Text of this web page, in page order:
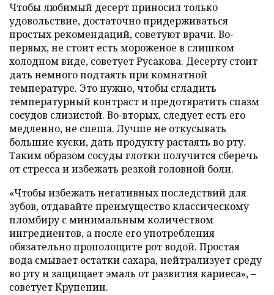
Чтобы любимый десерт приносил только
удовольствие, достаточно придерживаться
простых рекомендаций, советуют врачи. Во-
первых, не стоит есть мороженое в слишком
холодном виде, советует Русакова. Десерту стоит
дать немного подтаять при комнатной
температуре. Это нужно, чтобы сгладить
температурный контраст и предотвратить спазм
сосудов слизистой. Во-вторых, следует есть его
медленно, не спеша. Лучше не откусывать
большие куски, дать продукту растаять во рту.
Таким образом сосуды глотки получится сберечь
от стресса и избежать резкой головной боли.
«Чтобы избежать негативных последствий для
зубов, отдавайте преимущество классическому
пломбиру с минимальным количеством
ингредиентов, а после его употребления
обязательно прополощите рот водой. Простая
вода смывает остатки сахара, нейтрализует среду
во рту и защищает эмаль от развития кариеса», –
советует Крупенин.